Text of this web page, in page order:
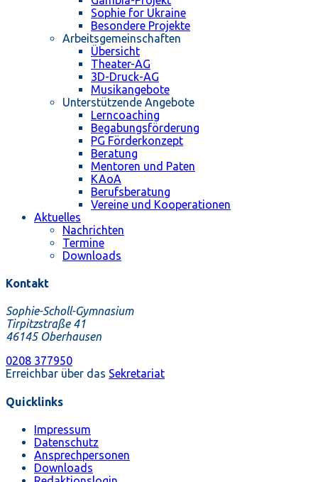
Sophie for Ukraine
Besondere Projekte
Arbeitsgemeinschaften
Übersicht
Theater-AG
3D-Druck-AG
Musikangebote
Unterstützende Angebote
Lerncoaching
Begabungsförderung
PG Förderkonzept
Beratung
Mentoren und Paten
KAoA
Berufsberatung
Vereine und Kooperationen
Aktuelles
Nachrichten
Termine
Downloads
Kontakt
Sophie-Scholl-Gymnasium
Tirpitzstraße 41
46145 Oberhausen
0208 377950
Erreichbar über das Sekretariat
Quicklinks
Impressum
Datenschutz
Ansprechpersonen
Downloads